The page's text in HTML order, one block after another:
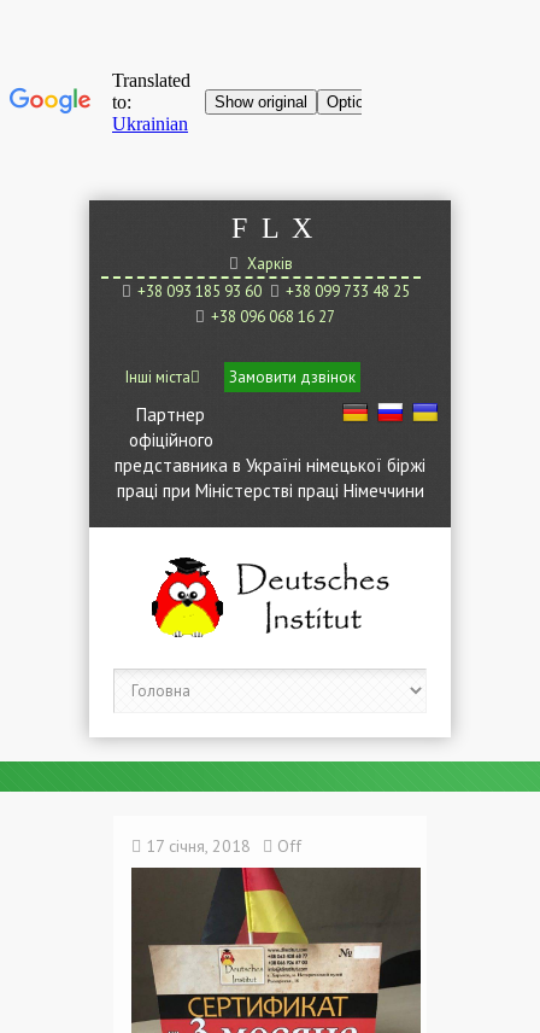
F L X
Харків
+38 093 185 93 60
+38 099 733 48 25
+38 096 068 16 27
Інші міста Замовити дзвінок
Партнер
офіційного
представника в Україні німецької біржі
праці при Міністерстві праці Німеччини
17 січня, 2018 Off